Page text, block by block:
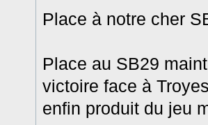
Place à notre cher
Place au SB29
victoire face à
enfin produit du jeu